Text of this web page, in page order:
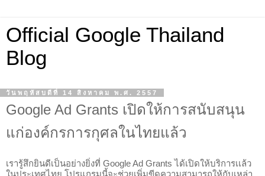
Official Google Thailand
Blog
วันพฤหัสบดีที่ 14 สิงหาคม พ.ศ. 2557
Google Ad Grants เปิดให้การสนับสนุน
แก่องค์กรการกุศลในไทยแล้ว
เรารู้สึกยินดีเป็นอย่างยิ่งที่ Google Ad Grants ได้เปิดให้บริการเเล้ว
ในประเทศไทย โปรแกรมนี้จะช่วยเพิ่มขีดความสามารถให้กับเหล่า